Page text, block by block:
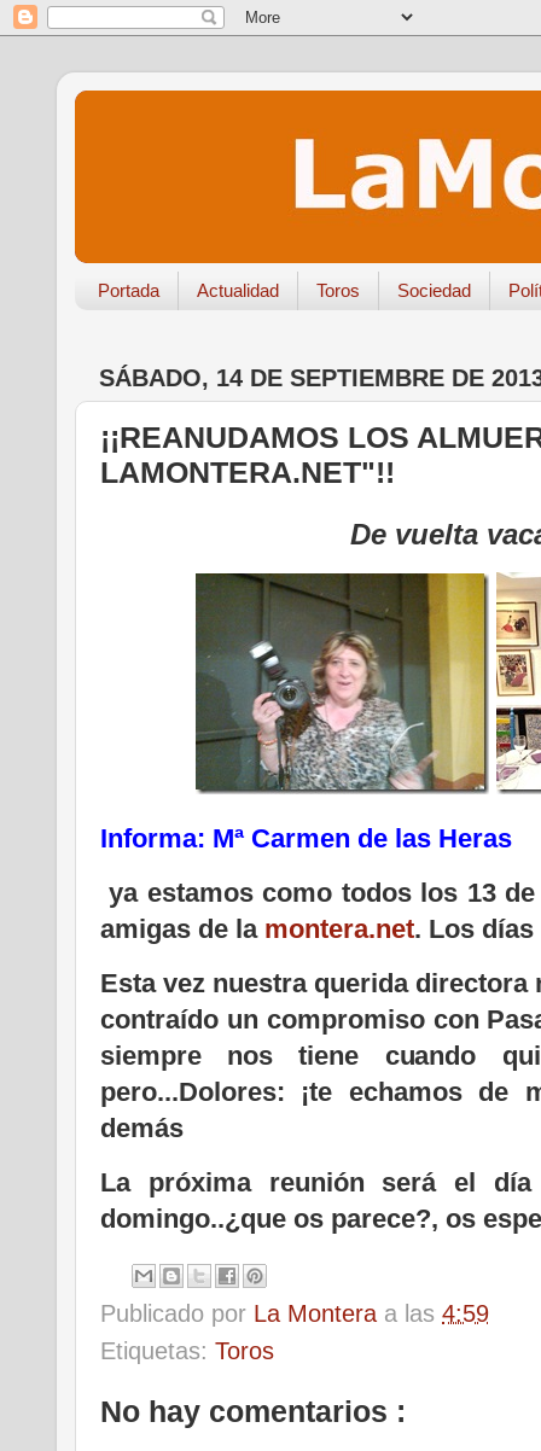
Portada Actualidad Toros Sociedad
SÁBADO, 14 DE SEPTIEMBRE DE
¡¡REANUDAMOS LOS
LAMONTERA.NET"!!
De vuelta
Informa: Mª Carmen de las Heras
ya estamos como todos los 13
amigas de la montera.net. Los
Esta vez nuestra querida directora
contraído un compromiso con
siempre nos tiene cuando
pero...Dolores: ¡te echamos
demás
La próxima reunión será el
domingo..¿que os parece?, os
Publicado por La Montera a las 4:59
Etiquetas: Toros
No hay comentarios :